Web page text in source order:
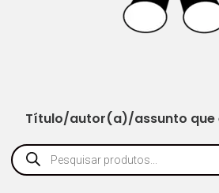
Título/autor(a)/assunto que